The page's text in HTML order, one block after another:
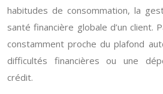
habitudes de consommation, la
santé financière globale d’un client.
constamment proche du plafond
difficultés financières ou une
crédit.